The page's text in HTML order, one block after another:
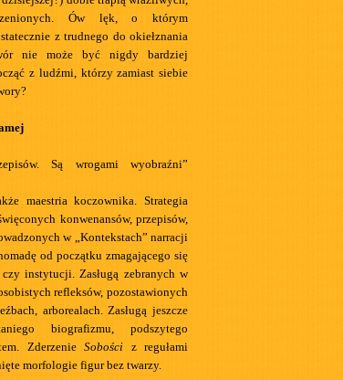
Ów lęk, o którym
z trudnego do okiełznania
nie może być nigdy bardziej
z ludźmi, którzy zamiast siebie
Są wrogami wyobraźni”
maestria koczownika. Strategia
konwenansów, przepisów,
w „Kontekstach” narracji
od początku zmagającego się
instytucji. Zasługą zebranych w
refleksów, pozostawionych
arborealach. Zasługą jeszcze
biografizmu, podszytego
Zderzenie Sobości z regułami
morfologie figur bez twarzy.